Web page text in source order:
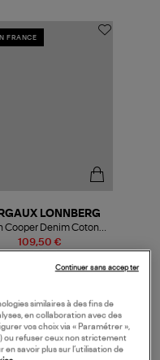
FRANCE
219,00 €
109,50 €
LONNBERG
Cooper Denim Coton
Bleu Clair
similaires à des fins de
en collaboration avec des
vos choix via « Paramétrer »,
ou refuser ceux non strictement
savoir plus sur l’utilisation de
Continuer sans accepter